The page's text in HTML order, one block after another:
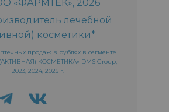
продаж в рублях в сегменте
КОСМЕТИКА» DMS Group,
2023, 2024, 2025 г.
лечебной
косметики*
«ФАРМТЕК», 2026